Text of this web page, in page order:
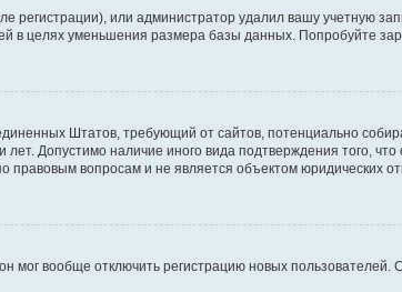
или администратор удалил вашу учетную
в целях уменьшения размера базы данных. Попробуйте
Штатов, требующий от сайтов, потенциально
Допустимо наличие иного вида подтверждения того,
правовым вопросам и не является объектом юридических
мог вообще отключить регистрацию новых пользователей.